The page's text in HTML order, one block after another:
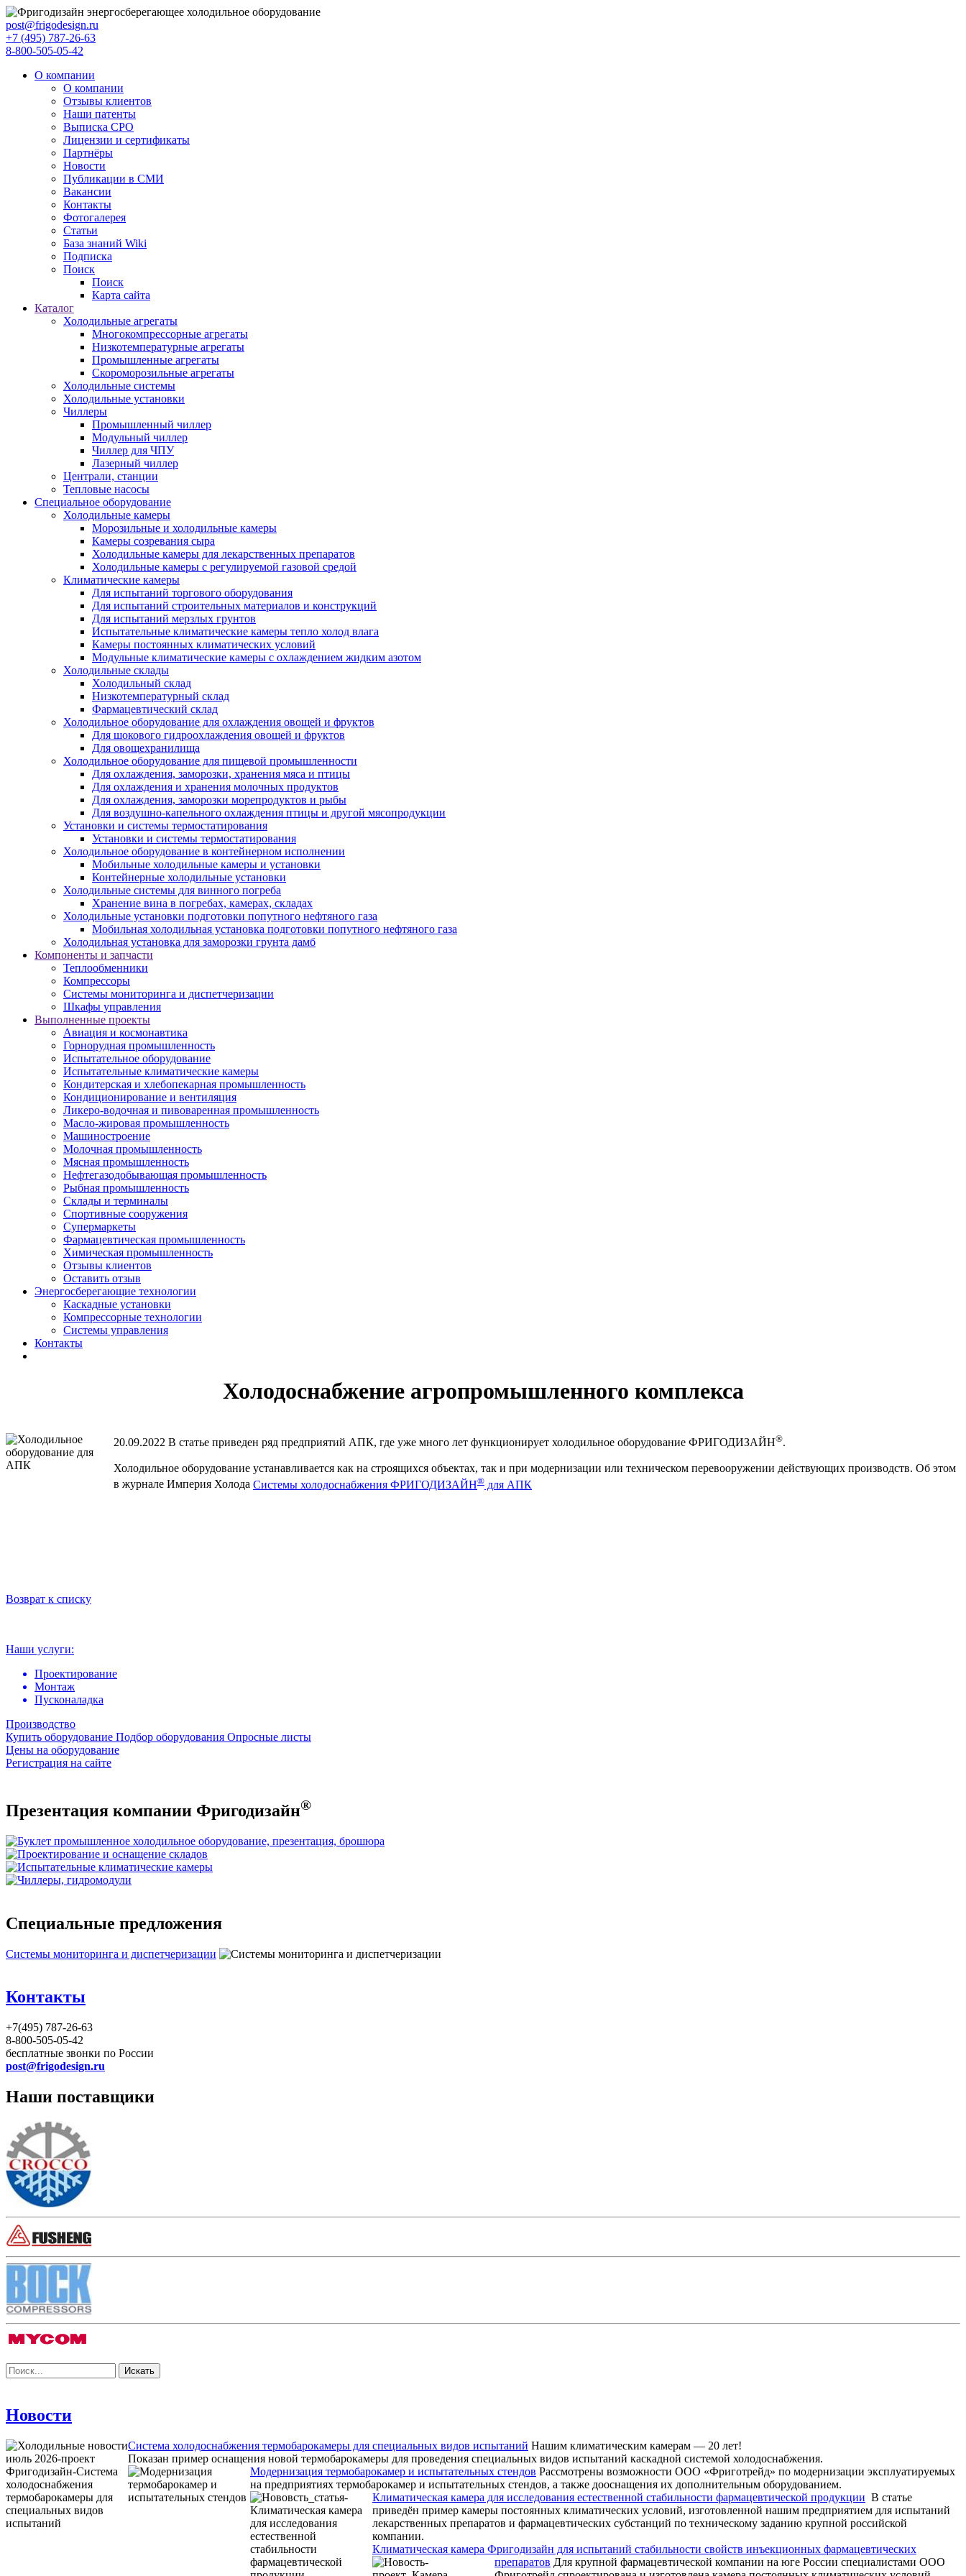
post@frigodesign.ru
+7 (495) 787-26-63
8-800-505-05-42
О компании
О компании
Отзывы клиентов
Наши патенты
Выписка СРО
Лицензии и сертификаты
Партнёры
Новости
Публикации в СМИ
Вакансии
Контакты
Фотогалерея
Статьи
База знаний Wiki
Подписка
Поиск
Поиск
Карта сайта
Каталог
Холодильные агрегаты
Многокомпрессорные агрегаты
Низкотемпературные агрегаты
Промышленные агрегаты
Скороморозильные агрегаты
Холодильные системы
Холодильные установки
Чиллеры
Промышленный чиллер
Модульный чиллер
Чиллер для ЧПУ
Лазерный чиллер
Централи, станции
Тепловые насосы
Специальное оборудование
Холодильные камеры
Морозильные и холодильные камеры
Камеры созревания сыра
Холодильные камеры для лекарственных препаратов
Холодильные камеры с регулируемой газовой средой
Климатические камеры
Для испытаний торгового оборудования
Для испытаний строительных материалов и конструкций
Для испытаний мерзлых грунтов
Испытательные климатические камеры тепло холод влага
Камеры постоянных климатических условий
Модульные климатические камеры с охлаждением жидким азотом
Холодильные склады
Холодильный склад
Низкотемпературный склад
Фармацевтический склад
Холодильное оборудование для охлаждения овощей и фруктов
Для шокового гидроохлаждения овощей и фруктов
Для овощехранилища
Холодильное оборудование для пищевой промышленности
Для охлаждения, заморозки, хранения мяса и птицы
Для охлаждения и хранения молочных продуктов
Для охлаждения, заморозки морепродуктов и рыбы
Для воздушно-капельного охлаждения птицы и другой мясопродукции
Установки и системы термостатирования
Установки и системы термостатирования
Холодильное оборудование в контейнерном исполнении
Мобильные холодильные камеры и установки
Контейнерные холодильные установки
Холодильные системы для винного погреба
Хранение вина в погребах, камерах, складах
Холодильные установки подготовки попутного нефтяного газа
Мобильная холодильная установка подготовки попутного нефтяного газа
Холодильная установка для заморозки грунта дамб
Компоненты и запчасти
Теплообменники
Компрессоры
Системы мониторинга и диспетчеризации
Шкафы управления
Выполненные проекты
Авиация и космонавтика
Горнорудная промышленность
Испытательное оборудование
Испытательные климатические камеры
Кондитерская и хлебопекарная промышленность
Кондиционирование и вентиляция
Ликеро-водочная и пивоваренная промышленность
Масло-жировая промышленность
Машиностроение
Молочная промышленность
Мясная промышленность
Нефтегазодобывающая промышленность
Рыбная промышленность
Склады и терминалы
Спортивные сооружения
Супермаркеты
Фармацевтическая промышленность
Химическая промышленность
Отзывы клиентов
Оставить отзыв
Энергосберегающие технологии
Каскадные установки
Компрессорные технологии
Системы управления
Контакты
Холодоснабжение агропромышленного комплекса
20.09.2022 В статье приведен ряд предприятий АПК, где уже много лет функционирует холодильное оборудование ФРИГОДИЗАЙН®.
Холодильное оборудование устанавливается как на строящихся объектах, так и при модернизации или техническом перевооружении действующих производств. Об этом
в журнале Империя Холода Системы холодоснабжения ФРИГОДИЗАЙН® для АПК
Возврат к списку
Наши услуги:
Проектирование
Монтаж
Пусконаладка
Производство
Купить оборудование Подбор оборудования Опросные листы
Цены на оборудование
Регистрация на сайте
Презентация компании Фригодизайн®
Специальные предложения
Системы мониторинга и диспетчеризации
Контакты
+7(495) 787-26-63
8-800-505-05-42
бесплатные звонки по России
post@frigodesign.ru
Наши поставщики
Новости
Система холодоснабжения термобарокамеры для специальных видов испытаний Нашим климатическим камерам — 20 лет!
Показан пример оснащения новой термобарокамеры для проведения специальных видов испытаний каскадной системой холодоснабжения.
Модернизация термобарокамер и испытательных стендов Рассмотрены возможности ООО «Фриготрейд» по модернизации эксплуатируемых
на предприятиях термобарокамер и испытательных стендов, а также дооснащения их дополнительным оборудованием.
Климатическая камера для исследования естественной стабильности фармацевтической продукции В статье
приведён пример камеры постоянных климатических условий, изготовленной нашим предприятием для испытаний
лекарственных препаратов и фармацевтических субстанций по техническому заданию крупной российской
компании.
Климатическая камера Фригодизайн для испытаний стабильности свойств инъекционных фармацевтических
препаратов Для крупной фармацевтической компании на юге России специалистами ООО